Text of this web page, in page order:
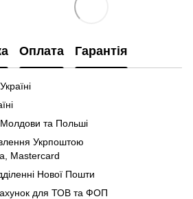
Оплата Гарантія
та Польші
Укрпоштою
Mastercard
Нової Пошти
для ТОВ та ФОП